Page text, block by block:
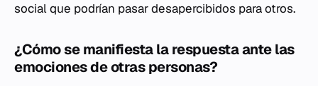
social que podrían pasar desapercibidos para otros.
¿Cómo se manifiesta la respuesta ante las
emociones de otras personas?